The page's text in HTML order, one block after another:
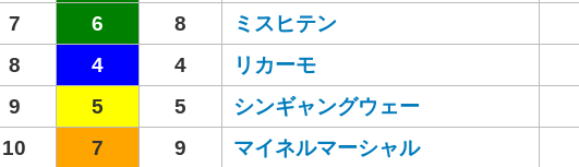
7
6 8 ミスヒテン
8
4 4 リカーモ
9
5 5 シンギャングウェー
10
7 9 マイネルマーシャル